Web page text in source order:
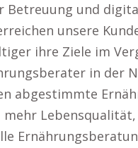
Betreuung und
unsere
ihre Ziele im
in der
abgestimmte
mehr